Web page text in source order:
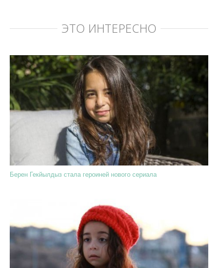
ЭТО ИНТЕРЕСНО
Берен Гекйылдыз стала героиней нового сериала